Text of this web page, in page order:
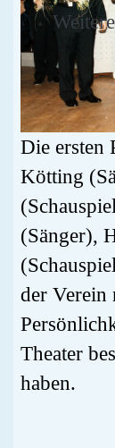
Die ersten
Kötting
(Sänger),
der Verein
Theater
haben.